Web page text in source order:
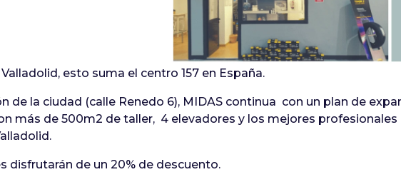
esto suma el centro 157 en España.
de la ciudad (calle Renedo 6), MIDAS continua con un plan de
más de 500m2 de taller, 4 elevadores y los mejores profesionales
disfrutarán de un 20% de descuento.